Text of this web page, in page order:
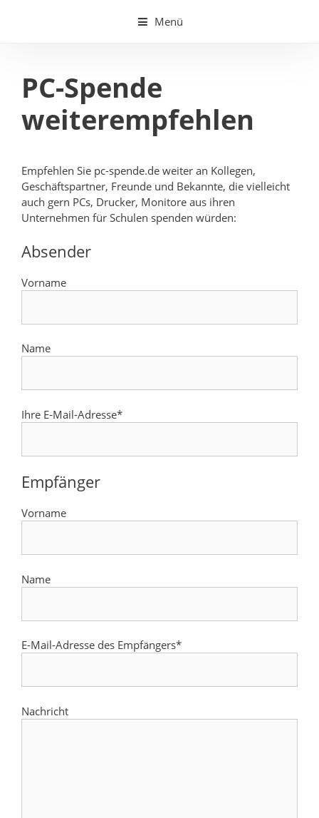
Menü
PC-Spende
weiterempfehlen
Empfehlen Sie pc-spende.de weiter an Kollegen,
Geschäftspartner, Freunde und Bekannte, die vielleicht
auch gern PCs, Drucker, Monitore aus ihren
Unternehmen für Schulen spenden würden:
Absender
Vorname
Name
Ihre E-Mail-Adresse*
Empfänger
Vorname
Name
E-Mail-Adresse des Empfängers*
Nachricht